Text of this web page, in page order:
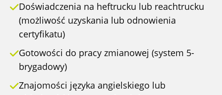
Doświadczenia na heftrucku lub reachtrucku
(możliwość uzyskania lub odnowienia
certyfikatu)
Gotowości do pracy zmianowej (system 5-
brygadowy)
Znajomości języka angielskiego lub